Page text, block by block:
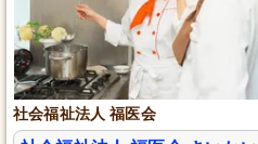
社会福祉法人 福医会